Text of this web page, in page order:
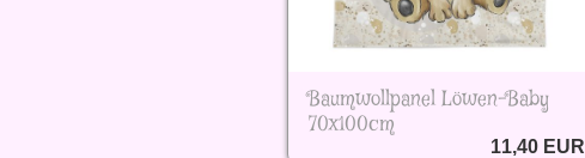
Baumwollpanel Löwen-Baby
70x100cm
11,40 EUR